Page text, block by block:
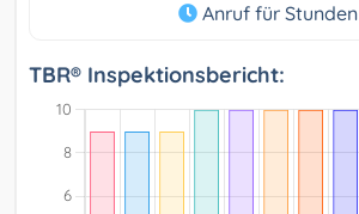
Anruf für Stunden
TBR® Inspektionsbericht: